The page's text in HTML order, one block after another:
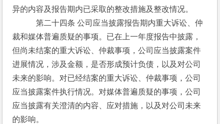
异的内容及报告期内已采取的整改措施及整改情况。
第二十四条 公司应当披露报告期内重大诉讼、仲
裁和媒体普遍质疑的事项。已在上一年度报告中披露，
但尚未结案的重大诉讼、仲裁事项，公司应当披露案件
进展情况，涉及金额，是否形成预计负债，以及对公司
未来的影响。对已经结案的重大诉讼、仲裁事项，公司
应当披露案件执行情况。对媒体普遍质疑的事项，公司
应当披露有关澄清的内容、应对措施，以及对公司未来
的影响。